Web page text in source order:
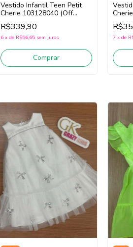
Vestido Infantil Teen Petit
Cherie 103128040 (Off
White)
R$339,90
6 x de R$56,65 sem juros
Comprar
7 x de